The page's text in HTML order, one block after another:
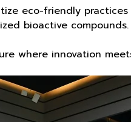
eco-friendly
bioactive
where innovation